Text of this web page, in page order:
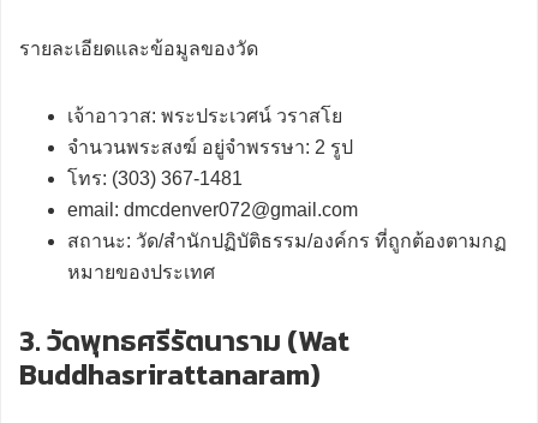
รายละเอียดและข้อมูลของวัด
เจ้าอาวาส: พระประเวศน์ วราสโย
จำนวนพระสงฆ์ อยู่จำพรรษา: 2 รูป
โทร: (303) 367-1481
email: dmcdenver072@gmail.com
สถานะ: วัด/สำนักปฏิบัติธรรม/องค์กร ที่ถูกต้องตามกฏ
หมายของประเทศ
3. วัดพุทธศรีรัตนาราม (Wat
Buddhasrirattanaram)